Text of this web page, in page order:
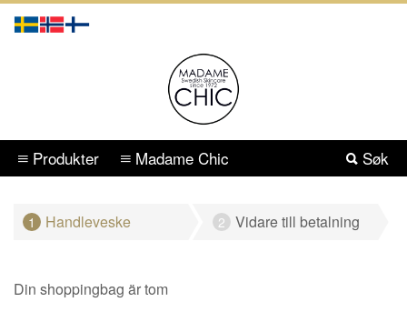
Søk
Produkter Madame Chic
1 Handleveske 2 Vidare till betalning
Din shoppingbag är tom